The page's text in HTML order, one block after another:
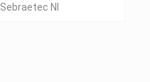
Sebraetec NI